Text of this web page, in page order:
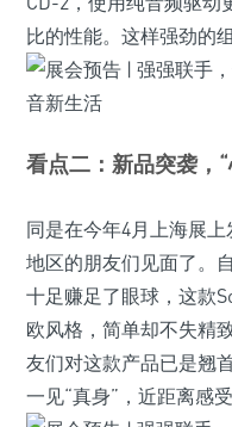
比的性能。这样强劲的
看点二： 新品突袭，
同是在今年4月上海展上
地区的朋友们见面了。
十足赚足了眼球，这款
欧风格，简单却不失精
友们对这款产品已是翘
一见“真身”，近距离感